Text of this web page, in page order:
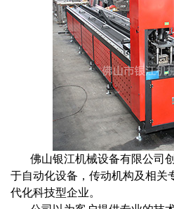
佛山银江机械设备有限公司
于自动化设备，传动机构及相关
代化科技型企业。